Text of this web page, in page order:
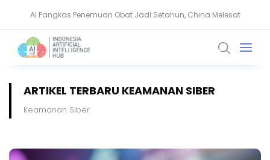
NVIDIA Bentuk Aliansi AI Open Source untuk Perkuat Keamanan Siber
ARTIKEL TERBARU KEAMANAN SIBER
Keamanan Siber